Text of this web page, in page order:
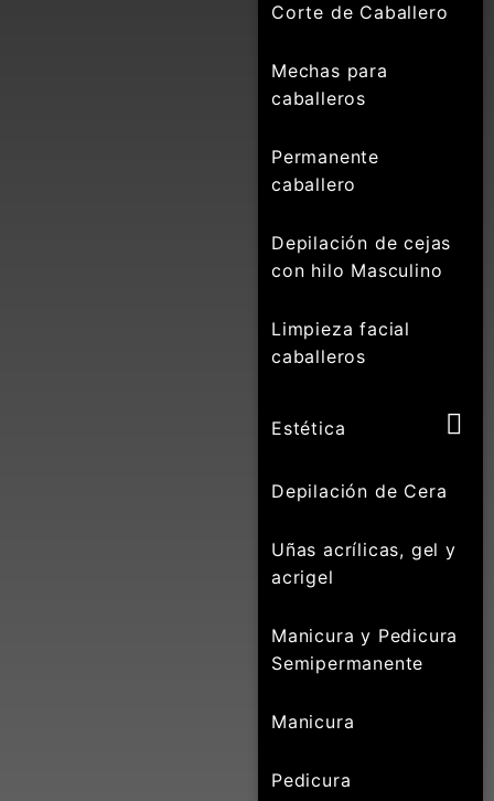
Corte de Caballero
Mechas para
caballeros
Permanente
caballero
Depilación de cejas
con hilo Masculino
Limpieza facial
caballeros
Estética
Depilación de Cera
Uñas acrílicas, gel y
acrigel
Manicura y Pedicura
Semipermanente
Manicura
Pedicura